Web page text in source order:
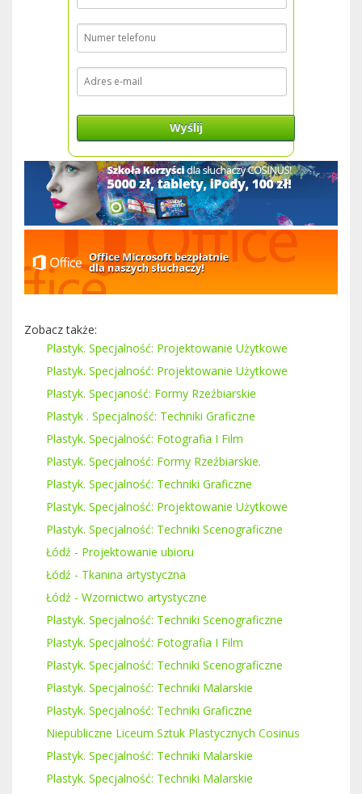
Wyślij
Zobacz także:
Plastyk. Specjalność: Projektowanie Użytkowe
Plastyk. Specjalność: Projektowanie Użytkowe
Plastyk. Specjaność: Formy Rzeźbiarskie
Plastyk . Specjalność: Techniki Graficzne
Plastyk. Specjalność: Fotografia I Film
Plastyk. Specjalność: Formy Rzeźbiarskie.
Plastyk. Specjalność: Techniki Graficzne
Plastyk. Specjalność: Projektowanie Użytkowe
Plastyk. Specjalność: Techniki Scenograficzne
Łódź - Projektowanie ubioru
Łódź - Tkanina artystyczna
Łódź - Wzornictwo artystyczne
Plastyk. Specjalność: Techniki Scenograficzne
Plastyk. Specjalność: Fotografia I Film
Plastyk. Specjalność: Techniki Scenograficzne
Plastyk. Specjalność: Techniki Malarskie
Plastyk. Specjalność: Techniki Graficzne
Niepubliczne Liceum Sztuk Plastycznych Cosinus
Plastyk. Specjalność: Techniki Malarskie
Plastyk. Specjalność: Techniki Malarskie